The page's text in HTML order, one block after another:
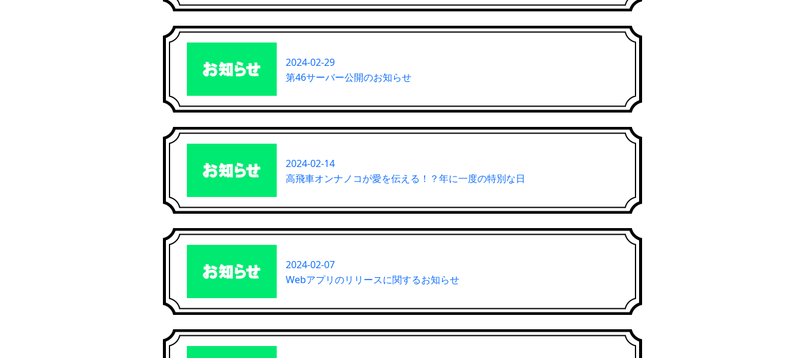
2024-02-29
第46サーバー公開のお知らせ
2024-02-14
高飛車オンナノコが愛を伝える！？年に一度の特別な日
2024-02-07
Webアプリのリリースに関するお知らせ